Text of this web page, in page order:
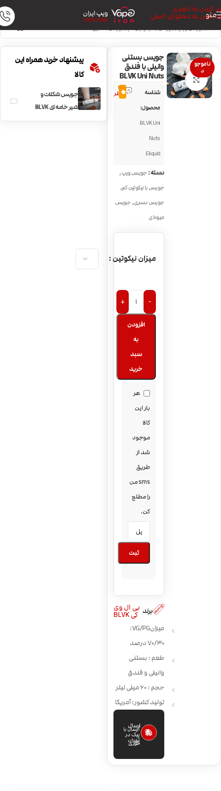
رد کردن به ناوبری
رد کردن به محتوای اصلی
منو ویپ ایران
VAPE IRAN
خانه/جویس ویپ/جویس با نیکوتین کم/جویس دسری
ناموجو
د
بزرگنمایی تصویر
جویس بستنی
وانیلی با فندق
BLVK Uni Nuts
شناسه
محصول:
BLVK Uni
Nuts
Eliquid
3
نظر4.0
دسته: جویس ویپ,
جویس با نیکوتین کم,
جویس دسری, جویس
میوه‌ای
میزان نیکوتین
-
+
افزودن
به
سبد
خرید
هر
بار این
کالا
موجود
شد از
طریق
sms من
را مطلع
کن.
ثبت
برند بی ال وی
کی BLVK
میزان VG/PG:
70/30 درصد
طعم : بستنی
وانیلی و فندق
حجم : 60 میلی لیتر
تولید کشور: آمریکا
ارسال
فوری
ارسال با
پیک در
تهران
پیشنهاد خرید همراه این
کالا
جویس شکلات و
شیر خامه ای BLVK
Uni Choco